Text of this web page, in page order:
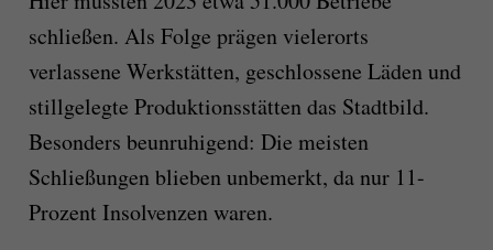
schließen. Als Folge prägen vielerorts
verlassene Werkstätten, geschlossene Läden und
stillgelegte Produktionsstätten das Stadtbild.
Besonders beunruhigend: Die meisten
Schließungen blieben unbemerkt, da nur 11-
Prozent Insolvenzen waren.